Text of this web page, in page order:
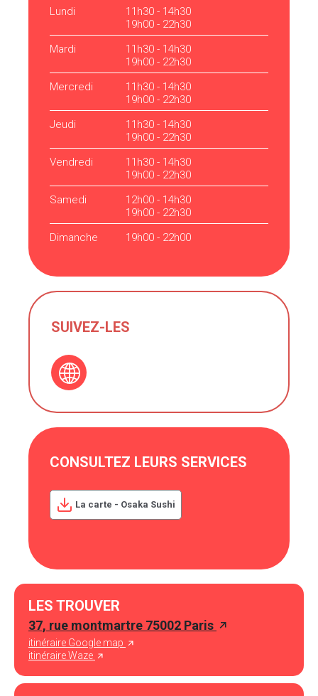
Lundi
11h30 - 14h30
19h00 - 22h30
Mardi
11h30 - 14h30
19h00 - 22h30
Mercredi
11h30 - 14h30
19h00 - 22h30
Jeudi
11h30 - 14h30
19h00 - 22h30
Vendredi
11h30 - 14h30
19h00 - 22h30
Samedi
12h00 - 14h30
19h00 - 22h30
Dimanche
19h00 - 22h00
SUIVEZ-LES
CONSULTEZ LEURS SERVICES
La carte - Osaka Sushi
LES TROUVER
37, rue montmartre 75002 Paris
itinéraire Google map
itinéraire Waze